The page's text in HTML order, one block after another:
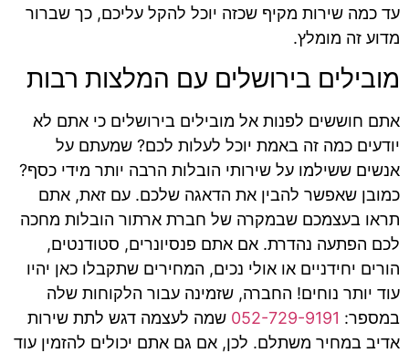
עד כמה שירות מקיף שכזה יוכל להקל עליכם, כך שברור
מדוע זה מומלץ.
מובילים בירושלים עם המלצות רבות
אתם חוששים לפנות אל מובילים בירושלים כי אתם לא
יודעים כמה זה באמת יוכל לעלות לכם? שמעתם על
אנשים ששילמו על שירותי הובלות הרבה יותר מידי כסף?
כמובן שאפשר להבין את הדאגה שלכם. עם זאת, אתם
תראו בעצמכם שבמקרה של חברת ארתור הובלות מחכה
לכם הפתעה נהדרת. אם אתם פנסיונרים, סטודנטים,
הורים יחידניים או אולי נכים, המחירים שתקבלו כאן יהיו
עוד יותר נוחים! החברה, שזמינה עבור הלקוחות שלה
במספר: 052-729-9191שמה לעצמה דגש לתת שירות
אדיב במחיר משתלם. לכן, אם גם אתם יכולים להזמין עוד